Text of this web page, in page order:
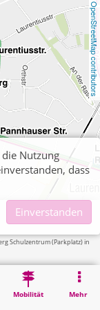
OpenStreetMap contributors
Mobilität Mehr
(Parkplatz) in 107m
Nutzung
dass
Einverstanden